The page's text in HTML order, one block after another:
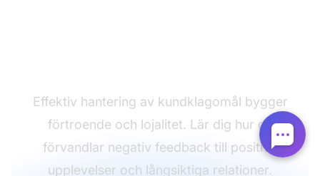
Effektiv hantering av kundklagomål bygger
förtroende och lojalitet. Lär dig hur du
förvandlar negativ feedback till positiva
upplevelser och långsiktiga relationer.